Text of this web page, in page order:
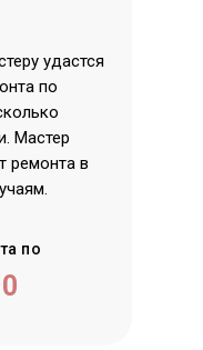
удастся
по
Мастер
ремонта в
по